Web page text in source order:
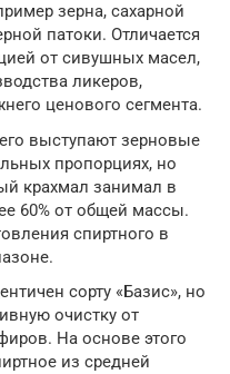
зерна, сахарной
патоки. Отличается
от сивушных масел,
ликеров,
ценового сегмента.
выступают зерновые
пропорциях, но
крахмал занимал в
60% от общей массы.
спиртного в
сорту «Базис», но
очистку от
На основе этого
из средней